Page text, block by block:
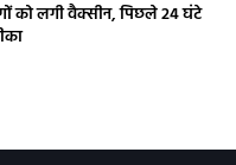
को लगी वैक्सीन, पिछले 24 घंटे